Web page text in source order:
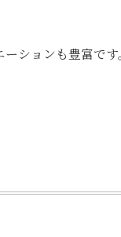
ションも豊富です。